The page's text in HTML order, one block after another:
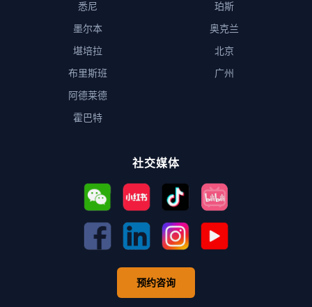
悉尼
墨尔本
堪培拉
布里斯班
阿德莱德
霍巴特
珀斯
奥克兰
北京
广州
社交媒体
预约咨询